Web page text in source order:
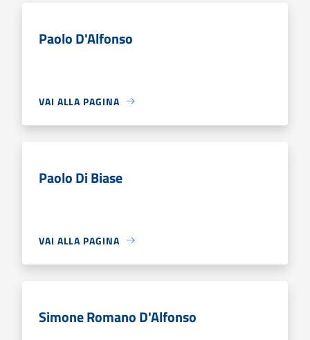
Paolo D'Alfonso
VAI ALLA PAGINA
Paolo Di Biase
VAI ALLA PAGINA
Simone Romano D'Alfonso